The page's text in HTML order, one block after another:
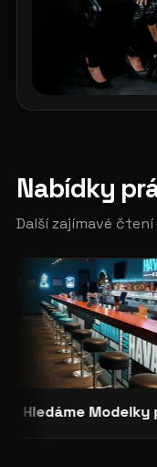
Nabídky
Další zajímavé
Hledáme Modelky pro Projekty v Severních Čechách: HAVANA CLUB, Děčín